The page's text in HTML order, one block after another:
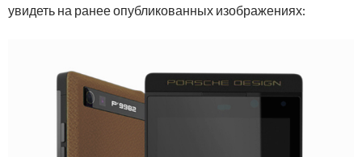
увидеть на ранее опубликованных изображениях: